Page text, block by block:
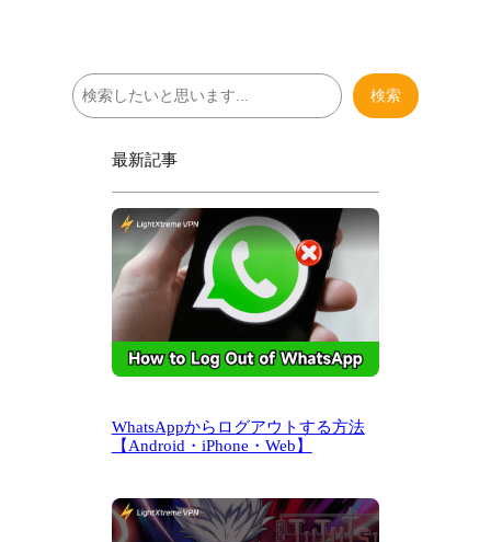
検
索
検索
最新記事
WhatsAppからログアウトする方法
【Android・iPhone・Web】